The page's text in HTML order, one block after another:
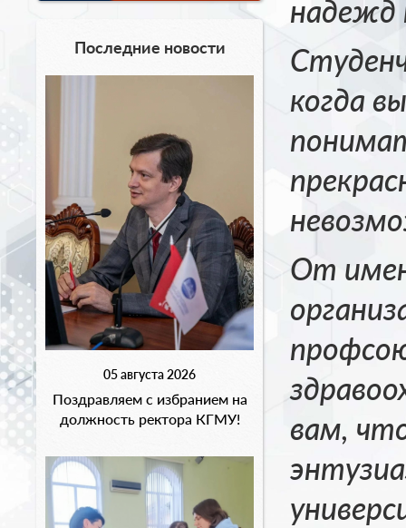
Последние новости
05 августа 2026
Поздравляем с избранием на
должность ректора КГМУ!
надежд
когда
От
вам,